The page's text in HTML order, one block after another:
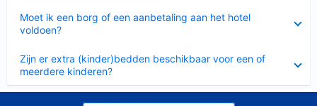
Moet ik een borg of een aanbetaling aan het hotel
voldoen?
Zijn er extra (kinder)bedden beschikbaar voor een of
meerdere kinderen?